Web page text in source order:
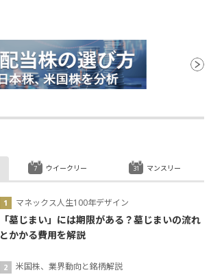
マネックス人生100年デザイン
「墓じまい」には期限がある？墓じまいの流れ
とかかる費用を解説
米国株、業界動向と銘柄解説
ウイークリー マンスリー